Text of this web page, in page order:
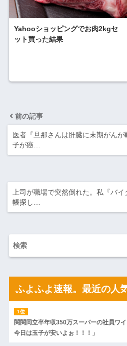
Yahooショッピングでお肉2kgセ
ット買った結果
前の記事
医者『旦那さんは肝臓に末期がん
子が癌…
上司が職場で突然倒れた。私『バ
帳探し…
ふよふよ速報。最近の人
関関同立卒年収350万スーパーの社員ワ
今日は玉子が安いよぉ！！！」